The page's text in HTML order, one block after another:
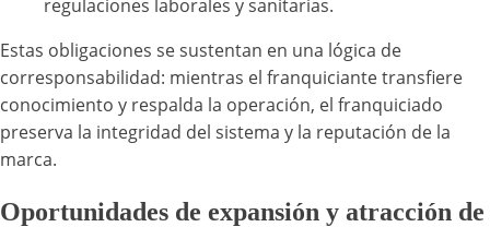
regulaciones laborales y sanitarias.
Estas obligaciones se sustentan en una lógica de
corresponsabilidad: mientras el franquiciante transfiere
conocimiento y respalda la operación, el franquiciado
preserva la integridad del sistema y la reputación de la
marca.
Oportunidades de expansión y atracción de